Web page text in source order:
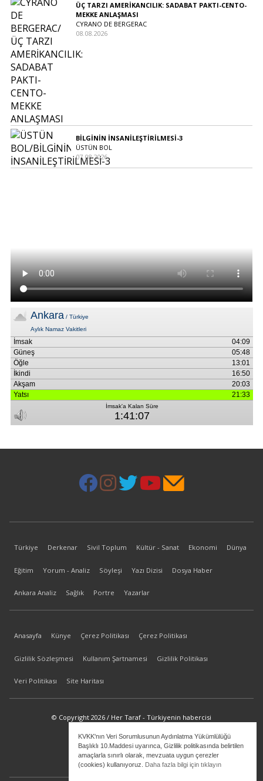
KVKK'nın Veri Sorumlusunun Aydınlatma Yükümlülüğü
Başlıklı 10.Maddesi uyarınca, Gizlilik politikasında belirtilen
amaçlarla sınırlı olarak, mevzuata uygun çerezler
(cookies) kullanıyoruz. Daha fazla bilgi için tıklayın
ÜÇ TARZI AMERİKANCILIK: SADABAT PAKTI-CENTO-
MEKKE ANLAŞMASI
CYRANO DE BERGERAC
08.08.2026
BİLGİNİN İNSANİLEŞTİRİLMESİ-3
ÜSTÜN BOL
07.08.2026
Türkiye Derkenar Sivil Toplum Kültür - Sanat Ekonomi Dünya
Eğitim Yorum - Analiz Söyleşi Yazı Dizisi Dosya Haber
Ankara Analiz Sağlık Portre Yazarlar
Anasayfa Künye Çerez Politikası Çerez Politikası
Gizlilik Sözleşmesi Kullanım Şartnamesi Gizlilik Politikası
Veri Politikası Site Haritası
© Copyright 2026 / Her Taraf - Türkiyenin habercisi
bilgi@hertaraf.com